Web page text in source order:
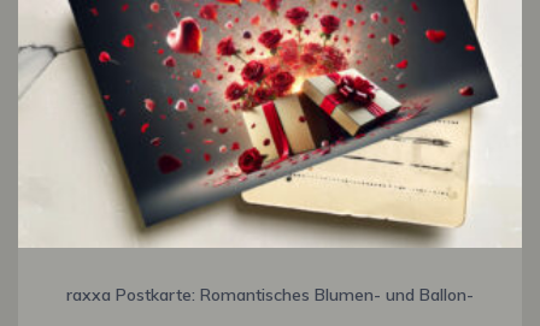
raxxa Postkarte: Romantisches Blumen- und Ballon-